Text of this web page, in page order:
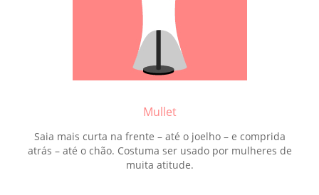
Mullet
Saia mais curta na frente – até o joelho – e comprida
atrás – até o chão. Costuma ser usado por mulheres de
muita atitude.